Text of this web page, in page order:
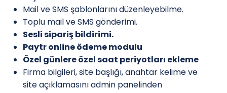
Mail ve SMS şablonlarını düzenleyebilme.
Toplu mail ve SMS gönderimi.
Sesli sipariş bildirimi.
Paytr online ödeme modulu
Özel günlere özel saat periyotları ekleme
Firma bilgileri, site başlığı, anahtar kelime ve
site açıklamasını admin panelinden